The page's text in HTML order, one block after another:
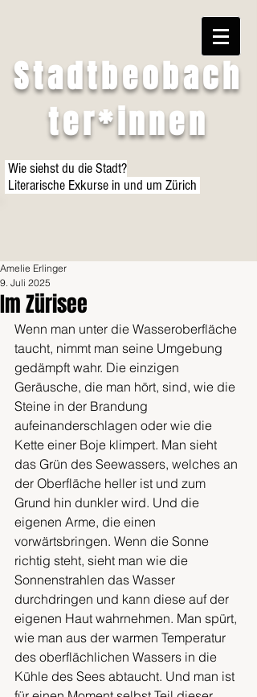
Stadtbeobach
ter*innen
Wie siehst du die Stadt?
Literarische Exkurse in und um Zürich
Im Zürisee
Amelie Erlinger
9. Juli 2025
Wenn man unter die Wasseroberfläche
taucht, nimmt man seine Umgebung
gedämpft wahr. Die einzigen
Geräusche, die man hört, sind, wie die
Steine in der Brandung
aufeinanderschlagen oder wie die
Kette einer Boje klimpert. Man sieht
das Grün des Seewassers, welches an
der Oberfläche heller ist und zum
Grund hin dunkler wird. Und die
eigenen Arme, die einen
vorwärtsbringen. Wenn die Sonne
richtig steht, sieht man wie die
Sonnenstrahlen das Wasser
durchdringen und kann diese auf der
eigenen Haut wahrnehmen. Man spürt,
wie man aus der warmen Temperatur
des oberflächlichen Wassers in die
Kühle des Sees abtaucht. Und man ist